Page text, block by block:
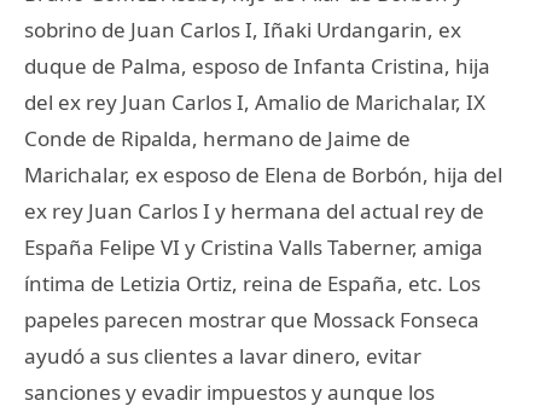
sobrino de Juan Carlos I, Iñaki Urdangarin, ex
duque de Palma, esposo de Infanta Cristina, hija
del ex rey Juan Carlos I, Amalio de Marichalar, IX
Conde de Ripalda, hermano de Jaime de
Marichalar, ex esposo de Elena de Borbón, hija del
ex rey Juan Carlos I y hermana del actual rey de
España Felipe VI y Cristina Valls Taberner, amiga
íntima de Letizia Ortiz, reina de España, etc. Los
papeles parecen mostrar que Mossack Fonseca
ayudó a sus clientes a lavar dinero, evitar
sanciones y evadir impuestos y aunque los